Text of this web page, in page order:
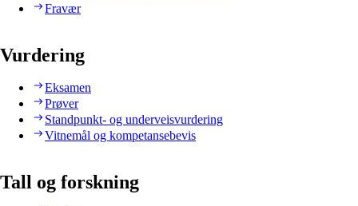
Fravær
Vurdering
Eksamen
Prøver
Standpunkt- og underveisvurdering
Vitnemål og kompetansebevis
Tall og forskning